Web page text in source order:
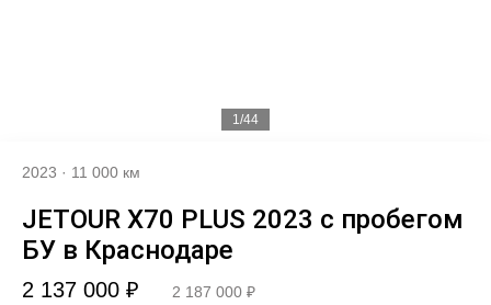
1/44
2023 · 11 000 км
JETOUR X70 PLUS 2023 с пробегом
БУ в Краснодаре
2 137 000 ₽ 2 187 000 ₽